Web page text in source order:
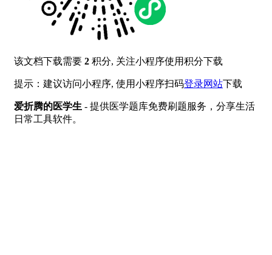
该文档下载需要 2 积分, 关注小程序使用积分下载
提示：建议访问小程序, 使用小程序扫码登录网站下载
爱折腾的医学生 - 提供医学题库免费刷题服务，分享生活
日常工具软件。